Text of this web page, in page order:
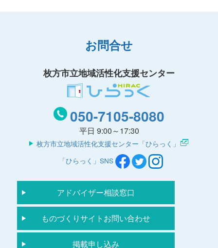
お問合せ
枚方市立地域活性化支援センター
050-7105-8080
平日 9:00～17:30
枚方市立地域活性化支援センター「ひらっく」
「ひらっく」SNS
アドバイザー相談窓口
ものづくりサイトお問い合わせ
掲載申し込み